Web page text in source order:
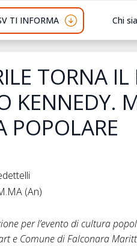
TI INFORMA Chi
TORNA IL
KENNEDY.
POPOLARE
(An)
per l’evento di cultura
e Comune di Falconara